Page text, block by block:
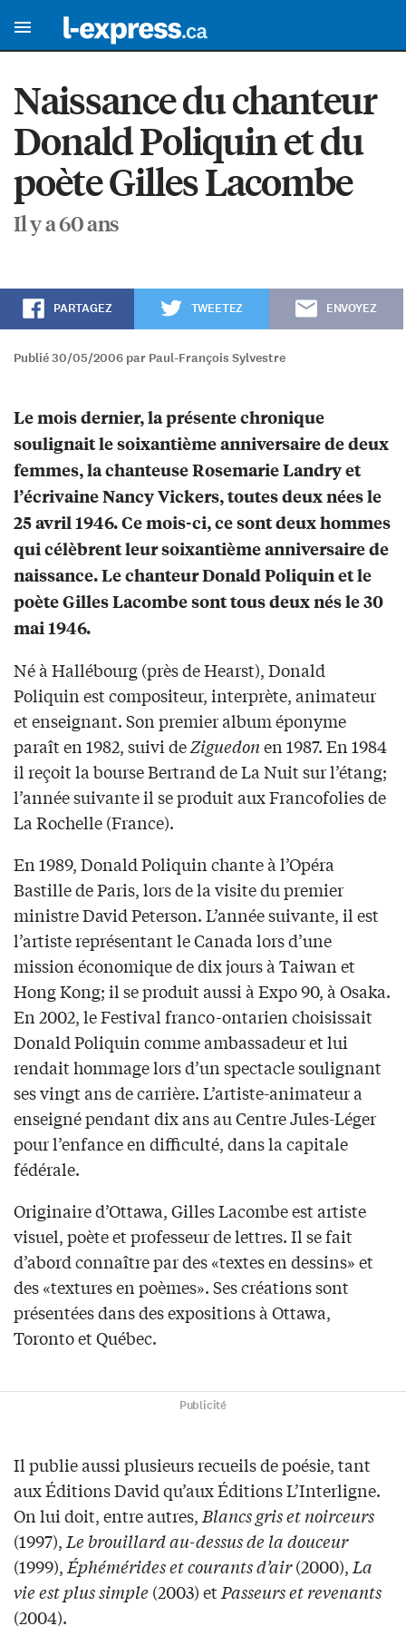
Naissance du chanteur
Donald Poliquin et du
poète Gilles Lacombe
Il y a 60 ans
PARTAGEZ TWEETEZ ENVOYEZ
Publié 30/05/2006 par Paul-François Sylvestre
Le mois dernier, la présente chronique
soulignait le soixantième anniversaire de deux
femmes, la chanteuse Rosemarie Landry et
l’écrivaine Nancy Vickers, toutes deux nées le
25 avril 1946. Ce mois-ci, ce sont deux hommes
qui célèbrent leur soixantième anniversaire de
naissance. Le chanteur Donald Poliquin et le
poète Gilles Lacombe sont tous deux nés le 30
mai 1946.
Né à Hallébourg (près de Hearst), Donald
Poliquin est compositeur, interprète, animateur
et enseignant. Son premier album éponyme
paraît en 1982, suivi deZiguedonen 1987. En 1984
il reçoit la bourse Bertrand de La Nuit sur l’étang;
l’année suivante il se produit aux Francofolies de
La Rochelle (France).
En 1989, Donald Poliquin chante à l’Opéra
Bastille de Paris, lors de la visite du premier
ministre David Peterson. L’année suivante, il est
l’artiste représentant le Canada lors d’une
mission économique de dix jours à Taiwan et
Hong Kong; il se produit aussi à Expo 90, à Osaka.
En 2002, le Festival franco-ontarien choisissait
Donald Poliquin comme ambassadeur et lui
rendait hommage lors d’un spectacle soulignant
ses vingt ans de carrière. L’artiste-animateur a
enseigné pendant dix ans au Centre Jules-Léger
pour l’enfance en difficulté, dans la capitale
fédérale.
Originaire d’Ottawa, Gilles Lacombe est artiste
visuel, poète et professeur de lettres. Il se fait
d’abord connaître par des «textes en dessins» et
des «textures en poèmes». Ses créations sont
présentées dans des expositions à Ottawa,
Toronto et Québec.
Publicité
Il publie aussi plusieurs recueils de poésie, tant
aux Éditions David qu’aux Éditions L’Interligne.
On lui doit, entre autres,Blancs gris et noirceurs
(1997),Le brouillard au-dessus de la douceur
(1999),Éphémérides et courants d’air(2000),La
vie est plus simple (2003) etPasseurs et revenants
(2004).